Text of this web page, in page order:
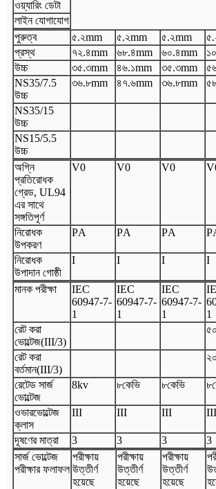
ওয়্যারিং ডেটা
লাইন যোগাযোগ
পুরুত্ব
৫.২mm ৫.২mm ৫.২mm
প্রস্থ
৭২.৪mm ৬৮.৪mm ৬০.৪mm
উচ্চ
৩৫.৩mm ৪৬.১mm ৩৫.৩mm
NS35/7.5
উচ্চ
৩৬.৮mm ৪৭.৬mm ৩৬.৮mm
NS35/15
উচ্চ
NS15/5.5
উচ্চ
অগ্নি
প্রতিরোধক
গ্রেড, UL94
এর সাথে
সঙ্গতিপূর্ণ
V0 V0 V0 V
নিরোধক
উপকরণ
PA PA PA P
নিরোধক
উপাদান গোষ্ঠী
I I I I
মানক পরীক্ষা IEC
60947-7-
1
IEC
60947-7-
1
IEC
60947-7-
1
I
1
রেট করা
ভোল্টেজ(III/3)
রেট করা
বর্তমান(III/3)
রেটেড সার্জ
ভোল্টেজ
8kv ৮কেভি ৮কেভি
ওভারভোল্টেজ
ক্লাস
III III III III
দূষণের মাত্রা 3 3 3 3
সার্জ ভোল্টেজ
পরীক্ষার ফলাফল
পরীক্ষায়
উত্তীর্ণ
হয়েছে
পরীক্ষায়
উত্তীর্ণ
হয়েছে
পরীক্ষায়
উত্তীর্ণ
হয়েছে